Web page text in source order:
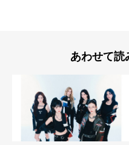
あわせて読